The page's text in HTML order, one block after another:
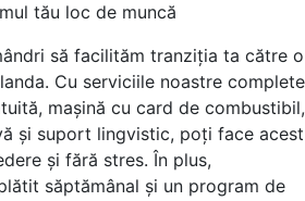
tău loc de muncă
să facilităm tranziția ta către o
Cu serviciile noastre complete
mașină cu card de combustibil,
și suport lingvistic, poți face acest
și fără stres. În plus,
săptămânal și un program de